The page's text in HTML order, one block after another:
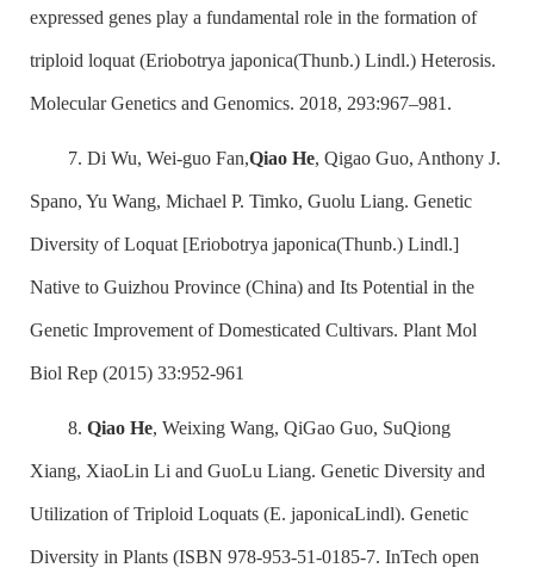
expressed genes play a fundamental role in the formation of
triploid loquat (Eriobotrya japonica(Thunb.) Lindl.) Heterosis.
Molecular Genetics and Genomics. 2018, 293:967–981.
7. Di Wu, Wei-guo Fan,Qiao He, Qigao Guo, Anthony J.
Spano, Yu Wang, Michael P. Timko, Guolu Liang. Genetic
Diversity of Loquat [Eriobotrya japonica(Thunb.) Lindl.]
Native to Guizhou Province (China) and Its Potential in the
Genetic Improvement of Domesticated Cultivars. Plant Mol
Biol Rep (2015) 33:952-961
8. Qiao He, Weixing Wang, QiGao Guo, SuQiong
Xiang, XiaoLin Li and GuoLu Liang. Genetic Diversity and
Utilization of Triploid Loquats (E. japonicaLindl). Genetic
Diversity in Plants (ISBN 978-953-51-0185-7. InTech open